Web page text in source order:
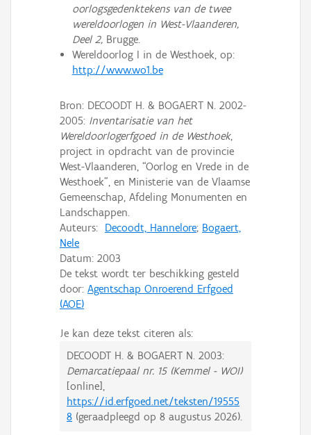
oorlogsgedenktekens van de twee
wereldoorlogen in West-Vlaanderen,
Deel 2,Brugge.
Wereldoorlog I in de Westhoek, op:
http://www.wo1.be
Bron: DECOODT H. & BOGAERT N. 2002-
2005: Inventarisatie van het
Wereldoorlogerfgoed in de Westhoek,
project in opdracht van de provincie
West-Vlaanderen, “Oorlog en Vrede in de
Westhoek”, en Ministerie van de Vlaamse
Gemeenschap, Afdeling Monumenten en
Landschappen.
Auteurs: Decoodt, Hannelore; Bogaert,
Nele
Datum: 2003
De tekst wordt ter beschikking gesteld
door: Agentschap Onroerend Erfgoed
(AOE)
Je kan deze tekst citeren als:
DECOODT H. & BOGAERT N. 2003:
Demarcatiepaal nr. 15 (Kemmel - WOI)
[online],
https://id.erfgoed.net/teksten/19555
8 (geraadpleegd op 8 augustus 2026).